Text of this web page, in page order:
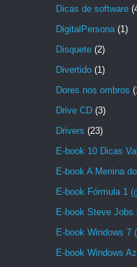
Dicas de software
DigitalPersona (1)
Disquete (2)
Divertido (1)
Dores nos ombros
Drive CD (3)
Drivers (23)
E-book 10 Dicas
E-book A Menina
E-book Fórmula 1
E-book Steve Jobs
E-book Windows 7
E-book Windows